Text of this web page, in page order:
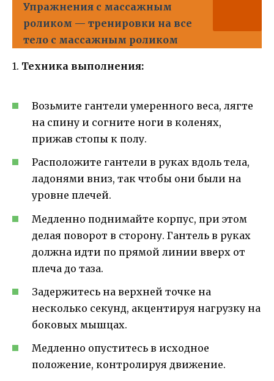
Упражнения с массажным
роликом — тренировки на все
тело с массажным роликом
1. Техника выполнения:
Возьмите гантели умеренного веса, лягте
на спину и согните ноги в коленях,
прижав стопы к полу.
Расположите гантели в руках вдоль тела,
ладонями вниз, так чтобы они были на
уровне плечей.
Медленно поднимайте корпус, при этом
делая поворот в сторону. Гантель в руках
должна идти по прямой линии вверх от
плеча до таза.
Задержитесь на верхней точке на
несколько секунд, акцентируя нагрузку на
боковых мышцах.
Медленно опуститесь в исходное
положение, контролируя движение.